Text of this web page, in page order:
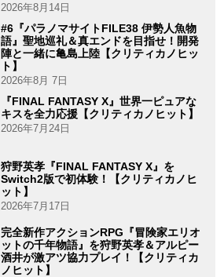
2026年8月14日
#6『パラノマサイトFILE38 伊勢人魚物
語』聖地巡礼＆真エンドを目指せ！開発
陣と一緒に亀島上陸【クリティカノヒッ
ト】
2026年8月 7日
『FINAL FANTASY X』世界一ピュアな
キスを全力応援【クリティカノヒット】
2026年7月24日
狩野英孝『FINAL FANTASY X』を
Switch2版で初体験！【クリティカノヒ
ット】
2026年7月17日
完全新作アクションRPG『冒険家エリオ
ットの千年物語』を狩野英孝＆アルピー
酒井が激アツ協力プレイ！【クリティカ
ノヒット】